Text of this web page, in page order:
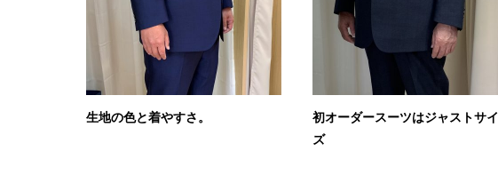
生地の色と着やすさ。
初オーダースーツはジャストサイ
ズ